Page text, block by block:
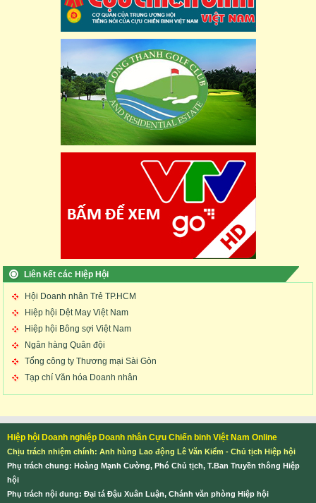
Liên kết các Hiệp Hội
Hội Doanh nhân Trẻ TP.HCM
Hiệp hội Dệt May Việt Nam
Hiệp hội Bông sợi Việt Nam
Ngân hàng Quân đội
Tổng công ty Thương mại Sài Gòn
Tạp chí Văn hóa Doanh nhân
Hiệp hội Doanh nghiệp Doanh nhân Cựu Chiến binh Việt Nam Online
Chịu trách nhiệm chính: Anh hùng Lao động Lê Văn Kiểm - Chủ tịch Hiệp hội
Phụ trách chung: Hoàng Mạnh Cường, Phó Chủ tịch, T.Ban Truyền thông Hiệp
hội
Phụ trách nội dung: Đại tá Đậu Xuân Luận, Chánh văn phòng Hiệp hội